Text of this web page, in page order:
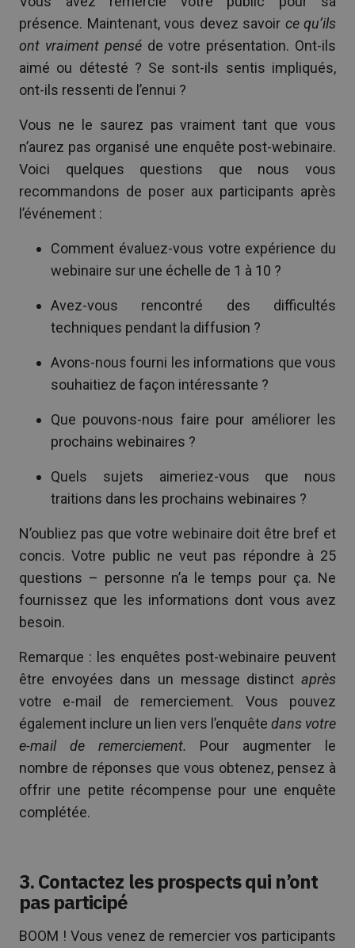
présence. Maintenant, vous devez savoir ce qu’ils
ont vraiment penséde votre présentation. Ont-ils
aimé ou détesté ? Se sont-ils sentis impliqués,
ont-ils ressenti de l’ennui ?
Vous ne le saurez pas vraiment tant que vous
n’aurez pas organisé une enquête post-webinaire.
Voici quelques questions que nous vous
recommandons de poser aux participants après
l’événement :
Comment évaluez-vous votre expérience du
webinaire sur une échelle de 1 à 10 ?
Avez-vous rencontré des difficultés
techniques pendant la diffusion ?
Avons-nous fourni les informations que vous
souhaitiez de façon intéressante ?
Que pouvons-nous faire pour améliorer les
prochains webinaires ?
Quels sujets aimeriez-vous que nous
traitions dans les prochains webinaires ?
N’oubliez pas que votre webinaire doit être bref et
concis. Votre public ne veut pas répondre à 25
questions – personne n’a le temps pour ça. Ne
fournissez que les informations dont vous avez
besoin.
Remarque : les enquêtes post-webinaire peuvent
être envoyées dans un message distinct après
votre e-mail de remerciement. Vous pouvez
également inclure un lien vers l’enquête dans votre
e-mail de remerciement. Pour augmenter le
nombre de réponses que vous obtenez, pensez à
offrir une petite récompense pour une enquête
complétée.
3. Contactez les prospects qui n’ont
pas participé
BOOM ! Vous venez de remercier vos participants